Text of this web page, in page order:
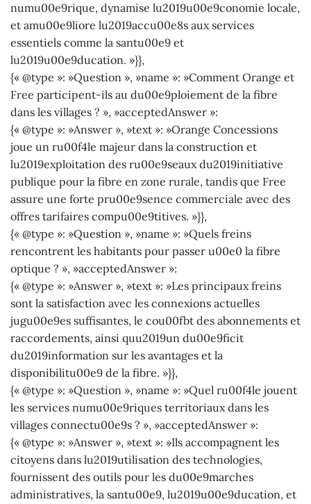
numu00e9rique, dynamise lu2019u00e9conomie locale,
et amu00e9liore lu2019accu00e8s aux services
essentiels comme la santu00e9 et
lu2019u00e9ducation. »}},
{« @type »: »Question », »name »: »Comment Orange et
Free participent-ils au du00e9ploiement de la fibre
dans les villages ? », »acceptedAnswer »:
{« @type »: »Answer », »text »: »Orange Concessions
joue un ru00f4le majeur dans la construction et
lu2019exploitation des ru00e9seaux du2019initiative
publique pour la fibre en zone rurale, tandis que Free
assure une forte pru00e9sence commerciale avec des
offres tarifaires compu00e9titives. »}},
{« @type »: »Question », »name »: »Quels freins
rencontrent les habitants pour passer u00e0 la fibre
optique ? », »acceptedAnswer »:
{« @type »: »Answer », »text »: »Les principaux freins
sont la satisfaction avec les connexions actuelles
jugu00e9es suffisantes, le cou00fbt des abonnements et
raccordements, ainsi quu2019un du00e9ficit
du2019information sur les avantages et la
disponibilitu00e9 de la fibre. »}},
{« @type »: »Question », »name »: »Quel ru00f4le jouent
les services numu00e9riques territoriaux dans les
villages connectu00e9s ? », »acceptedAnswer »:
{« @type »: »Answer », »text »: »Ils accompagnent les
citoyens dans lu2019utilisation des technologies,
fournissent des outils pour les du00e9marches
administratives, la santu00e9, lu2019u00e9ducation, et